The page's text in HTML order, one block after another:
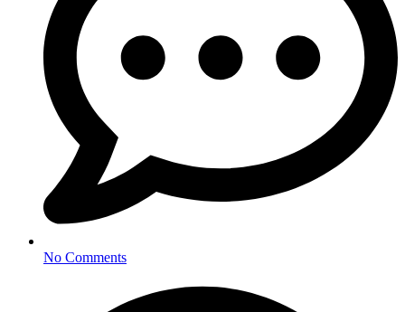
No Comments